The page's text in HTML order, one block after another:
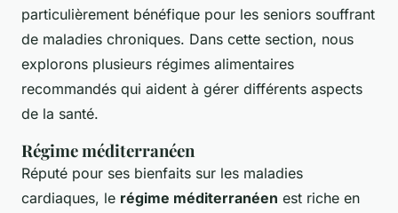
particulièrement bénéfique pour les seniors souffrant
de maladies chroniques. Dans cette section, nous
explorons plusieurs régimes alimentaires
recommandés qui aident à gérer différents aspects
de la santé.
Régime méditerranéen
Réputé pour ses bienfaits sur les maladies
cardiaques, le régime méditerranéen est riche en